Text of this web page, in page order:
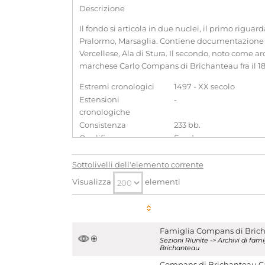
Descrizione
Il fondo si articola in due nuclei, il primo
Pralormo, Marsaglia. Contiene
Vercellese, Ala di Stura. Il secondo, noto
marchese Carlo Compans di Brichanteau fra il
Estremi cronologici
1497 - XX secolo
Estensioni
cronologiche
-
Consistenza
233 bb.
Qualifica
Fondo
Compans di Brichanteau
Compans di Brichanteau, Carlo
Il fondo fu donato all’Archivio di Stato, a
in Archivio di Stato in due tranches, nel 1961 e
Sottolivelli dell'elemento corrente
Visualizza elementi
Famiglia Compans di
Sezioni Riunite -> Archivi di
Brichanteau